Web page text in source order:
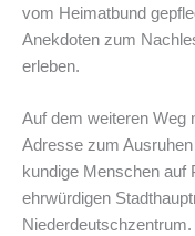
vom Heimatbund
Anekdoten zum
erleben.
Auf dem weiteren Weg
Adresse zum
kundige Menschen auf
ehrwürdigen
Niederdeutschzentrum.